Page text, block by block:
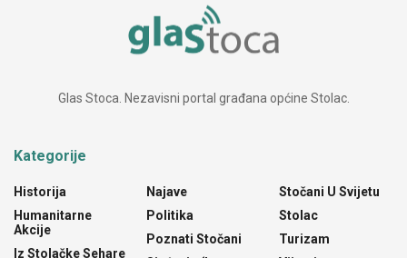
Glas Stoca. Nezavisni portal građana općine Stolac.
Kategorije
Historija
Humanitarne
Akcije
Iz Stolačke Sehare
Najave
Politika
Poznati Stočani
Stočani U Svijetu
Stolac
Turizam